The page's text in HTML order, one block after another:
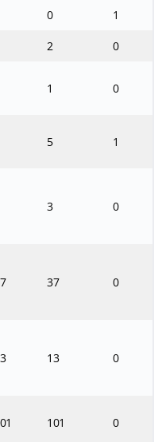
0 1
2 0
1 0
5 1
3 0
37 0
13 0
101 0